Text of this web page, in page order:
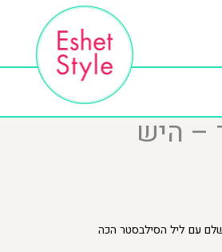
– היש
עם ליל הסילבסטר הכה